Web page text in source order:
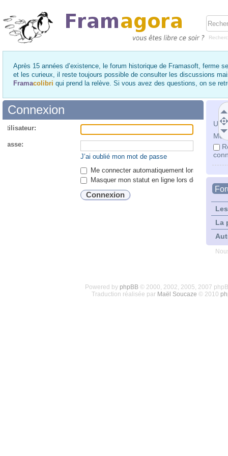
Après 15 années d’existence, le forum historique de Framasoft, ferme
et les curieux, il reste toujours possible de consulter les discussions
Framacolibri qui prend la relève. Si vous avez des questions, on se
Mot
La
Connexion
passe:
J’ai oublié mon mot de passe
Me connecter automatiquement lors de
Masquer mon statut en ligne lors de cette
Powered by phpBB© 2000, 2002, 2005, 2007
Traduction réalisée par Maël Soucaze © 2010